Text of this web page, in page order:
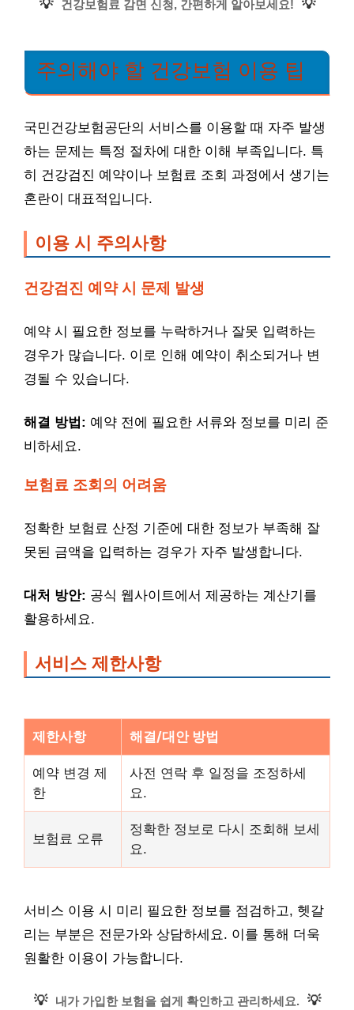
💡 건강보험료 감면 신청, 간편하게 알아보세요! 💡
주의해야 할 건강보험 이용 팁
국민건강보험공단의 서비스를 이용할 때 자주 발생
하는 문제는 특정 절차에 대한 이해 부족입니다. 특
히 건강검진 예약이나 보험료 조회 과정에서 생기는
혼란이 대표적입니다.
이용 시 주의사항
건강검진 예약 시 문제 발생
예약 시 필요한 정보를 누락하거나 잘못 입력하는
경우가 많습니다. 이로 인해 예약이 취소되거나 변
경될 수 있습니다.
해결 방법: 예약 전에 필요한 서류와 정보를 미리 준
비하세요.
보험료 조회의 어려움
정확한 보험료 산정 기준에 대한 정보가 부족해 잘
못된 금액을 입력하는 경우가 자주 발생합니다.
대처 방안: 공식 웹사이트에서 제공하는 계산기를
활용하세요.
서비스 제한사항
제한사항 해결/대안 방법
예약 변경 제
한
사전 연락 후 일정을 조정하세
요.
보험료 오류
정확한 정보로 다시 조회해 보세
요.
서비스 이용 시 미리 필요한 정보를 점검하고, 헷갈
리는 부분은 전문가와 상담하세요. 이를 통해 더욱
원활한 이용이 가능합니다.
💡 내가 가입한 보험을 쉽게 확인하고 관리하세요. 💡